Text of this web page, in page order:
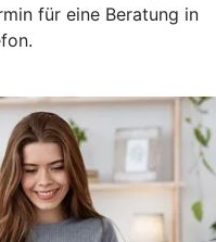
für eine Beratung in